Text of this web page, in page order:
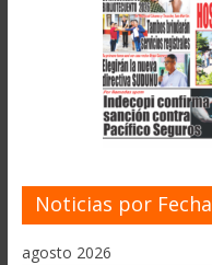
Noticias por Fecha
agosto 2026